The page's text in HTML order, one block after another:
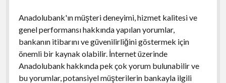
Anadolubank'ın müşteri deneyimi, hizmet kalitesi ve
genel performansı hakkında yapılan yorumlar,
bankanın itibarını ve güvenilirliğini göstermek için
önemli bir kaynak olabilir. İnternet üzerinde
Anadolubank hakkında pek çok yorum bulunabilir ve
bu yorumlar, potansiyel müşterilerin bankayla ilgili